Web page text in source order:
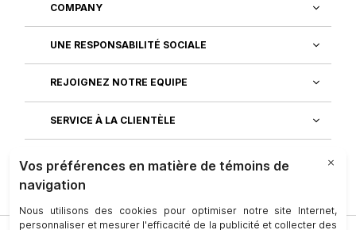
COMPANY
UNE RESPONSABILITÉ SOCIALE
REJOIGNEZ NOTRE EQUIPE
SERVICE À LA CLIENTÈLE